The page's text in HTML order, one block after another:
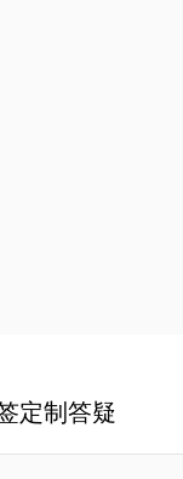
定制答疑